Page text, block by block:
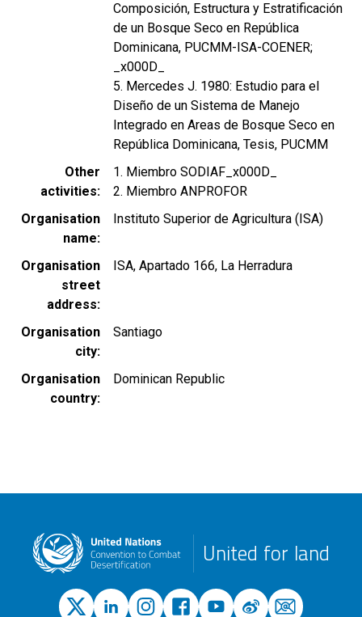
Composición, Estructura y Estratificación
de un Bosque Seco en República
Dominicana, PUCMM-ISA-COENER;
_x000D_
5. Mercedes J. 1980: Estudio para el
Diseño de un Sistema de Manejo
Integrado en Areas de Bosque Seco en
República Dominicana, Tesis, PUCMM
Other
activities
1. Miembro SODIAF_x000D_
2. Miembro ANPROFOR
Organisation
name
Instituto Superior de Agricultura (ISA)
Organisation
street
address
ISA, Apartado 166, La Herradura
Organisation
city
Santiago
Organisation
country
Dominican Republic
United for land